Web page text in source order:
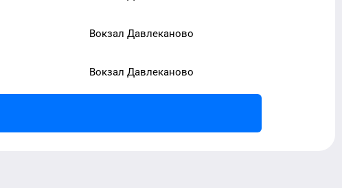
Вокзал Давлеканово
Вокзал Давлеканово